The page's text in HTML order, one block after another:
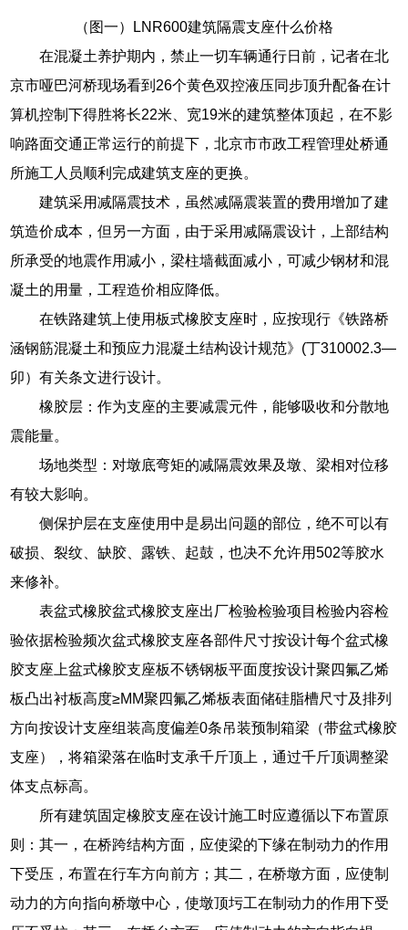
（图一）LNR600建筑隔震支座什么价格
在混凝土养护期内，禁止一切车辆通行日前，记者在北
京市哑巴河桥现场看到26个黄色双控液压同步顶升配备在计
算机控制下得胜将长22米、宽19米的建筑整体顶起，在不影
响路面交通正常运行的前提下，北京市市政工程管理处桥通
所施工人员顺利完成建筑支座的更换。
建筑采用减隔震技术，虽然减隔震装置的费用增加了建
筑造价成本，但另一方面，由于采用减隔震设计，上部结构
所承受的地震作用减小，梁柱墙截面减小，可减少钢材和混
凝土的用量，工程造价相应降低。
在铁路建筑上使用板式橡胶支座时，应按现行《铁路桥
涵钢筋混凝土和预应力混凝土结构设计规范》(丁310002.3—
卯）有关条文进行设计。
橡胶层：作为支座的主要减震元件，能够吸收和分散地
震能量。
场地类型：对墩底弯矩的减隔震效果及墩、梁相对位移
有较大影响。
侧保护层在支座使用中是易出问题的部位，绝不可以有
破损、裂纹、缺胶、露铁、起鼓，也决不允许用502等胶水
来修补。
表盆式橡胶盆式橡胶支座出厂检验检验项目检验内容检
验依据检验频次盆式橡胶支座各部件尺寸按设计每个盆式橡
胶支座上盆式橡胶支座板不锈钢板平面度按设计聚四氟乙烯
板凸出衬板高度≥MM聚四氟乙烯板表面储硅脂槽尺寸及排列
方向按设计支座组装高度偏差0条吊装预制箱梁（带盆式橡胶
支座），将箱梁落在临时支承千斤顶上，通过千斤顶调整梁
体支点标高。
所有建筑固定橡胶支座在设计施工时应遵循以下布置原
则：其一，在桥跨结构方面，应使梁的下缘在制动力的作用
下受压，布置在行车方向前方；其二，在桥墩方面，应使制
动力的方向指向桥墩中心，使墩顶圬工在制动力的作用下受